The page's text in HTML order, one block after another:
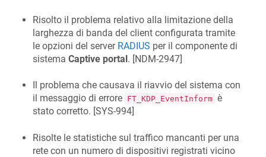
Risolto il problema relativo alla limitazione della
larghezza di banda del client configurata tramite
le opzioni del server RADIUS per il componente di
sistema Captive portal. [NDM-2947]
Il problema che causava il riavvio del sistema con
il messaggio di errore FT_KDP_EventInform è
stato corretto. [SYS-994]
Risolte le statistiche sul traffico mancanti per una
rete con un numero di dispositivi registrati vicino